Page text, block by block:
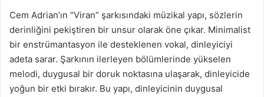
Cem Adrian’ın “Viran” şarkısındaki müzikal yapı, sözlerin
derinliğini pekiştiren bir unsur olarak öne çıkar. Minimalist
bir enstrümantasyon ile desteklenen vokal, dinleyiciyi
adeta sarar. Şarkının ilerleyen bölümlerinde yükselen
melodi, duygusal bir doruk noktasına ulaşarak, dinleyicide
yoğun bir etki bırakır. Bu yapı, dinleyicinin duygusal